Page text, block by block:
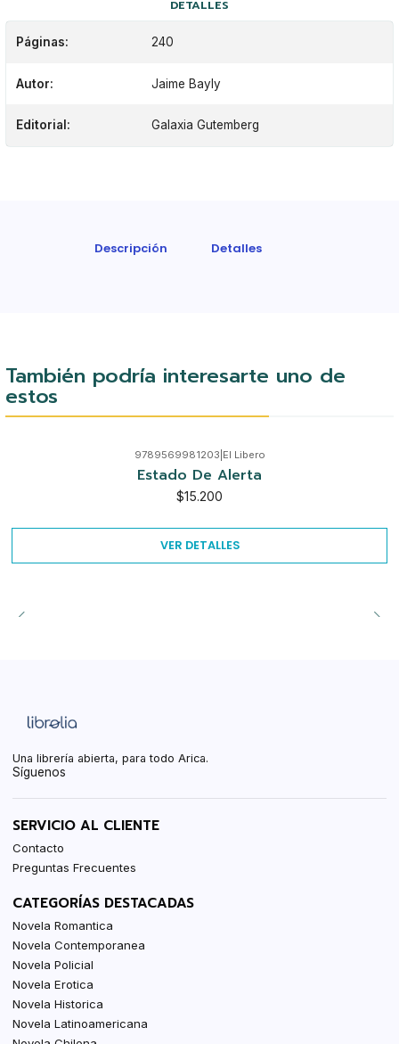
DETALLES
Páginas: 240
Autor: Jaime Bayly
Editorial: Galaxia Gutemberg
Descripción Detalles
También podría interesarte uno de
estos
9789569981203 El Libero
Estado De Alerta
$15.200
VER DETALLES
Una librería abierta, para todo Arica.
Síguenos
SERVICIO AL CLIENTE
Contacto
Preguntas Frecuentes
CATEGORÍAS DESTACADAS
Novela Romantica
Novela Contemporanea
Novela Policial
Novela Erotica
Novela Historica
Novela Latinoamericana